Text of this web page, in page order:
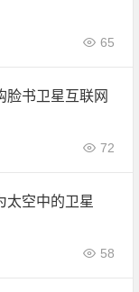
65
脸书卫星互联网
72
太空中的卫星
58